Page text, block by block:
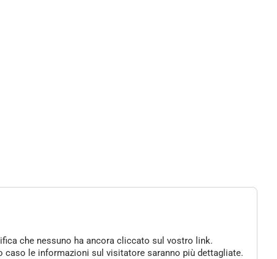
che nessuno ha ancora cliccato sul vostro link.
caso le informazioni sul visitatore saranno più dettagliate.